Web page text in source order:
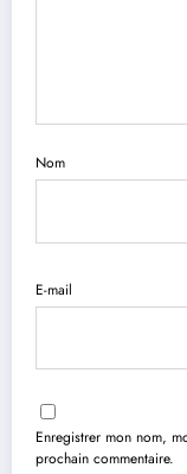
Nom
E-mail
Enregistrer mon nom,
prochain commentaire.